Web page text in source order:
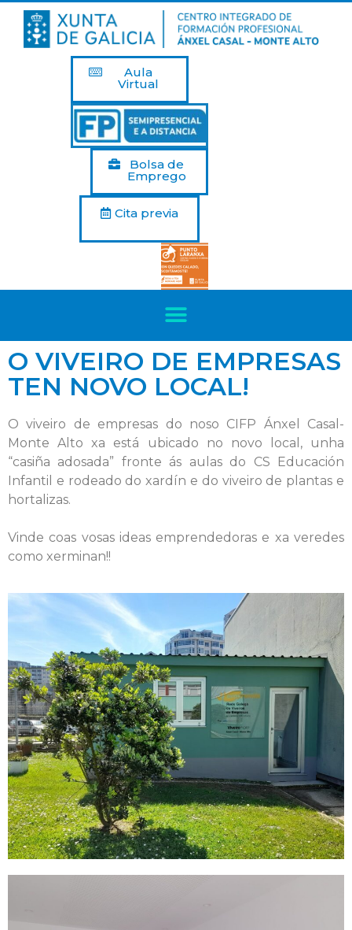
Aula
Virtual
Bolsa de
Emprego
Cita previa
O VIVEIRO DE EMPRESAS
TEN NOVO LOCAL!
O viveiro de empresas do noso CIFP Ánxel Casal-
Monte Alto xa está ubicado no novo local, unha
“casiña adosada” fronte ás aulas do CS Educación
Infantil e rodeado do xardín e do viveiro de plantas e
hortalizas.
Vinde coas vosas ideas emprendedoras e xa veredes
como xerminan!!